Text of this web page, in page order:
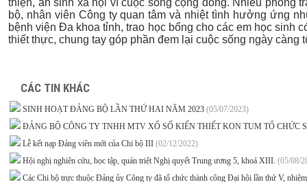
thiện, an sinh xã hội vì cuộc sống cộng đồng. Nhiều phong
bộ, nhân viên Công tyquan tâm và nhiệt tình hưởng ứng
bệnh viện Đa khoa tỉnh, trao học bổng cho các em học sinh
thiết thực, chung tay góp phần đem lại cuộc sống ngày càng
CÁC TIN KHÁC
SINH HOẠT ĐẢNG BỘ LẦN THỨ HAI NĂM 2023 (05/07/2023)
ĐẢNG BỘ CÔNG TY TNHH MTV XỔ SỐ KIẾN THIẾT KON TUM TỔ
Lễ kết nạp Đảng viên mới của Chi bộ III (02/12/2022)
Hội nghị nghiên cứu, học tập, quán triệt Nghị quyết Trung ương 5, khoá XIII. (05/08/
Các Chi bộ trực thuộc Đảng ủy Công ty đã tổ chức thành công Đại hội lần thứ V,